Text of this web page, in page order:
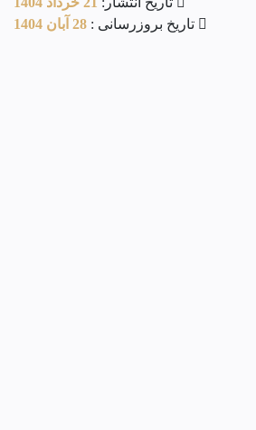
تاریخ بروزرسانی : 28 آبان 1404